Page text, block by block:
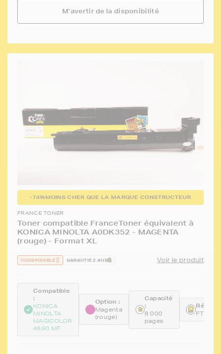
M'avertir de la disponibilité
-74%MOINS CHER QUE LA MARQUE CONSTRUCTEUR
FRANCE TONER
Toner compatible FranceToner équivalent à
KONICA MINOLTA A0DK352 - MAGENTA
(rouge) - Format XL
INDISPONIBLE GARANTIE 2 ANS Voir le produit
Compatible
:
KONICA
MINOLTA
MAGICOLOR
4690 MF
Option :
Magenta
(rouge)
Capacité
:
8 000
pages